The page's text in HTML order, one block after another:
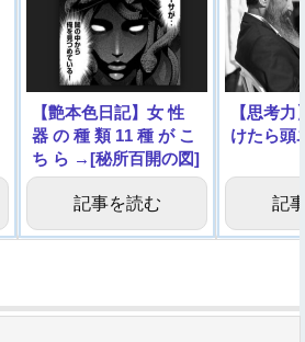
【艶本色日記】女 性
器 の 種 類 11 種 が こ
ち ら →[秘所百開の図]
記事を読む
【思考
けたら頭
記